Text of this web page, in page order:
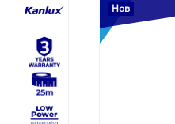
Нов